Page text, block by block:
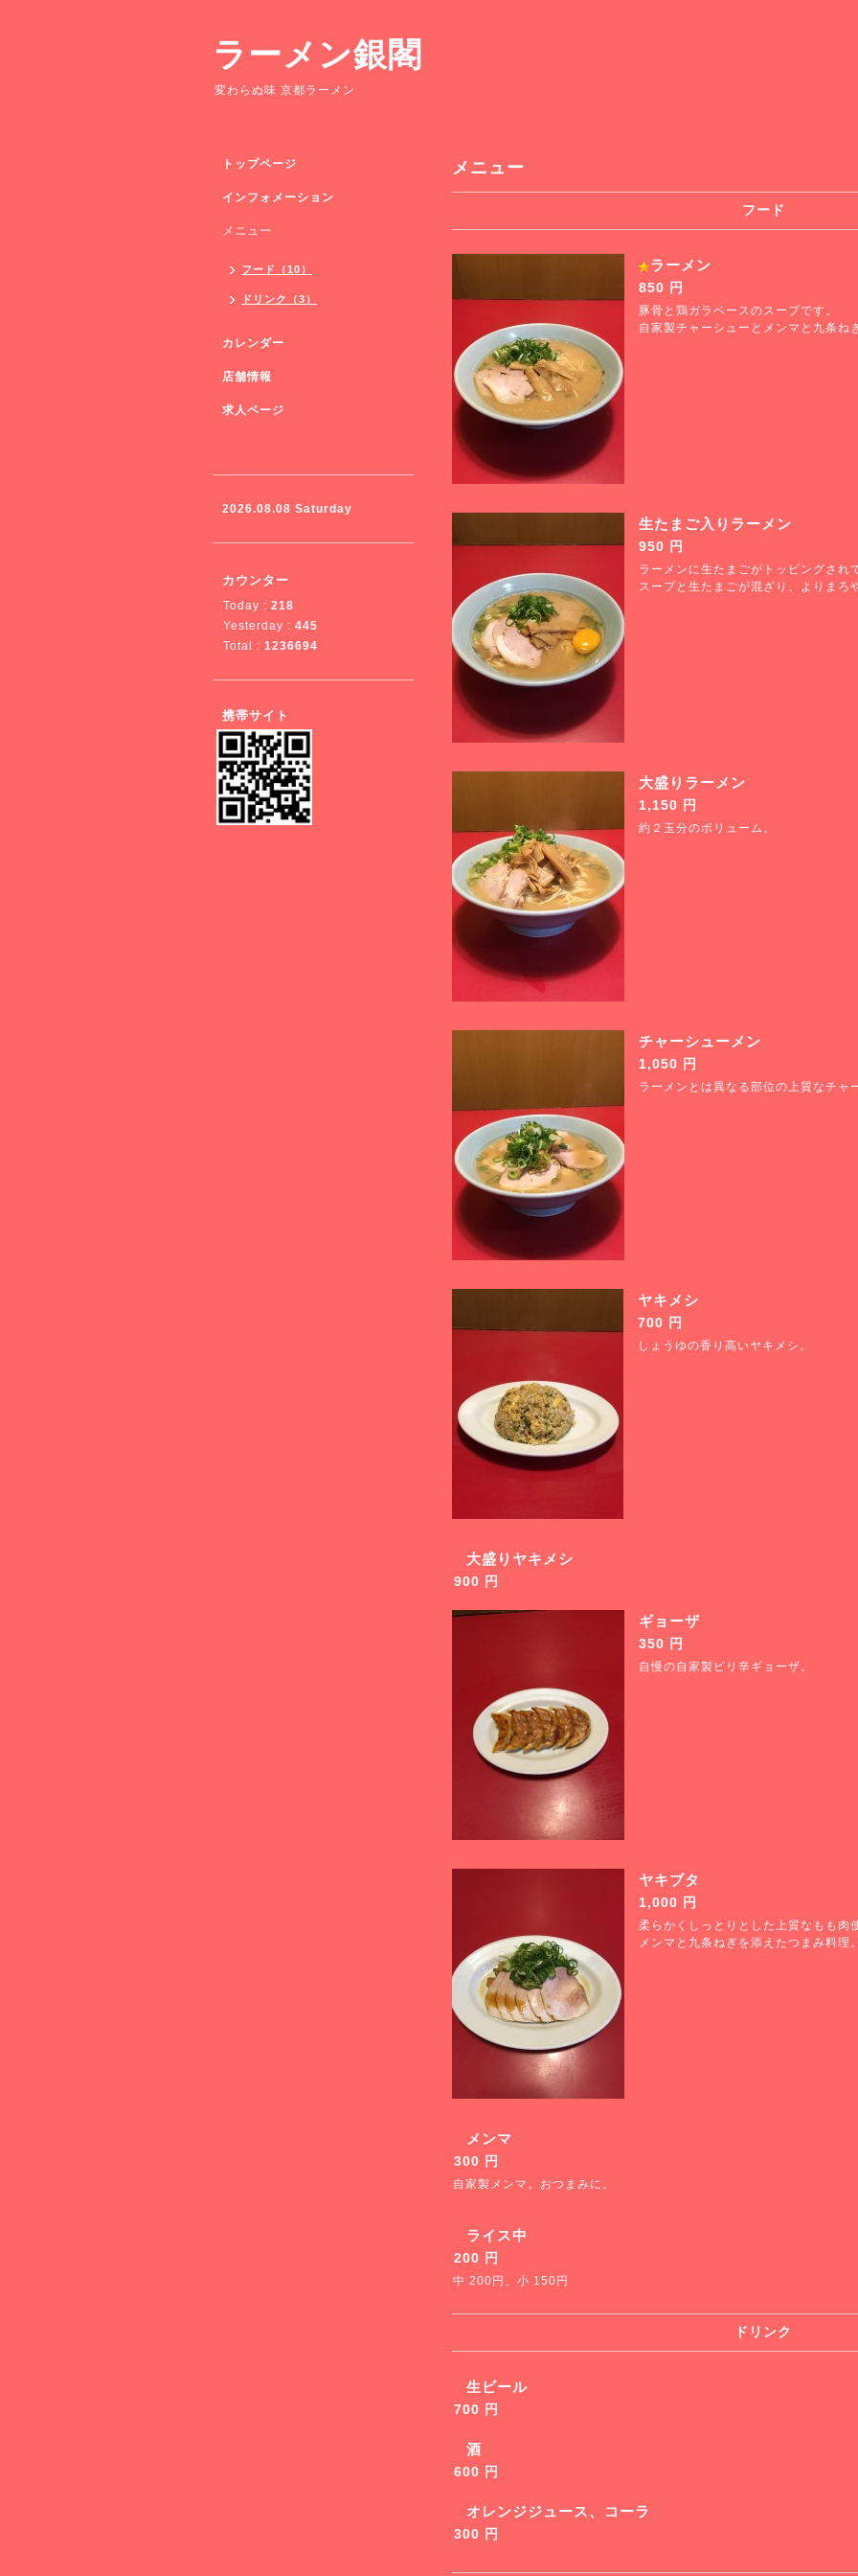
ラーメン銀閣
変わらぬ味 京都ラーメン
メニュー
フード
ラーメン
850 円
豚骨と鶏ガラベースのスープです。
自家製チャーシューとメンマと九条ね
生たまご入りラーメン
950 円
ラーメンに生たまごがトッピングされ
スープと生たまごが混ざり、よりまろ
大盛りラーメン
1,150 円
約２玉分のボリューム。
チャーシューメン
1,050 円
ラーメンとは異なる部位の上質なチャ
ヤキメシ
700 円
しょうゆの香り高いヤキメシ。
大盛りヤキメシ
900 円
ギョーザ
350 円
自慢の自家製ピリ辛ギョーザ。
ヤキブタ
1,000 円
柔らかくしっとりとした上質なもも肉
メンマと九条ねぎを添えたつまみ料理。
メンマ
300 円
自家製メンマ。おつまみに。
ライス中
200 円
中 200円、小 150円
ドリンク
生ビール
700 円
酒
600 円
オレンジジュース、コーラ
300 円
トップページ
インフォメーション
メニュー
フード（10）
ドリンク（3）
カレンダー
店舗情報
求人ページ
2026.08.08 Saturday
カウンター
Today : 218
Yesterday : 445
Total : 1236694
携帯サイト